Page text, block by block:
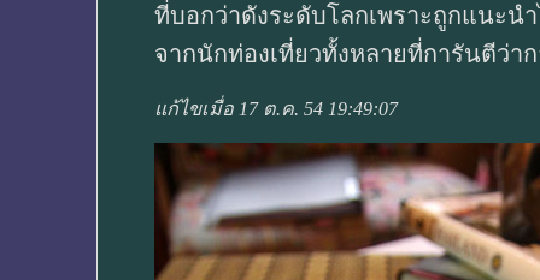
ที่บอกว่าดังระดับโลกเพราะถูกแนะนำ
จากนักท่องเที่ยวทั้งหลายที่การันตีว่า
แก้ไขเมื่อ 17 ต.ค. 54 19:49:07